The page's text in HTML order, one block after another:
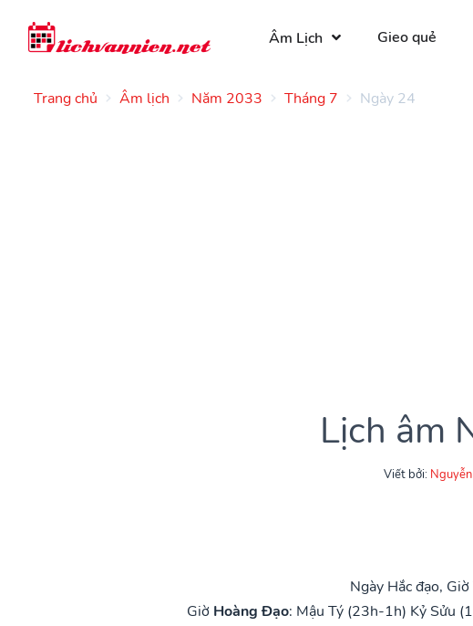
Âm Lịch Gieo quẻ
Trang chủ Âm lịch Năm 2033 Tháng 7 Ngày 24
Lịch âm
Viết bởi:
Ngày Hắc đạo,
Giờ Hoàng Đạo: Mậu Tý (23h-1h) Kỷ Sửu